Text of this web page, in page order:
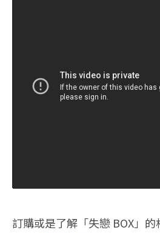
訂購或是了解「失戀 BOX」